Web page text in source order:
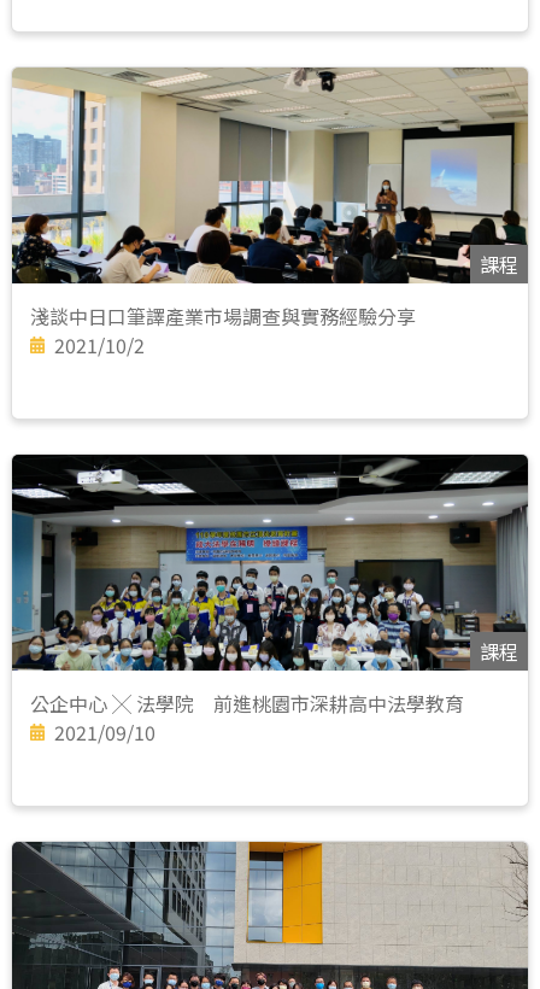
課程
淺談中日口筆譯產業市場調查與實務經驗分享
2021/10/2
課程
公企中心 ╳ 法學院 前進桃園市深耕高中法學教育
2021/09/10